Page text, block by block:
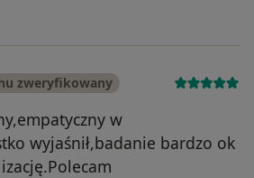
zweryfikowany
w
wyjaśnił,badanie bardzo ok